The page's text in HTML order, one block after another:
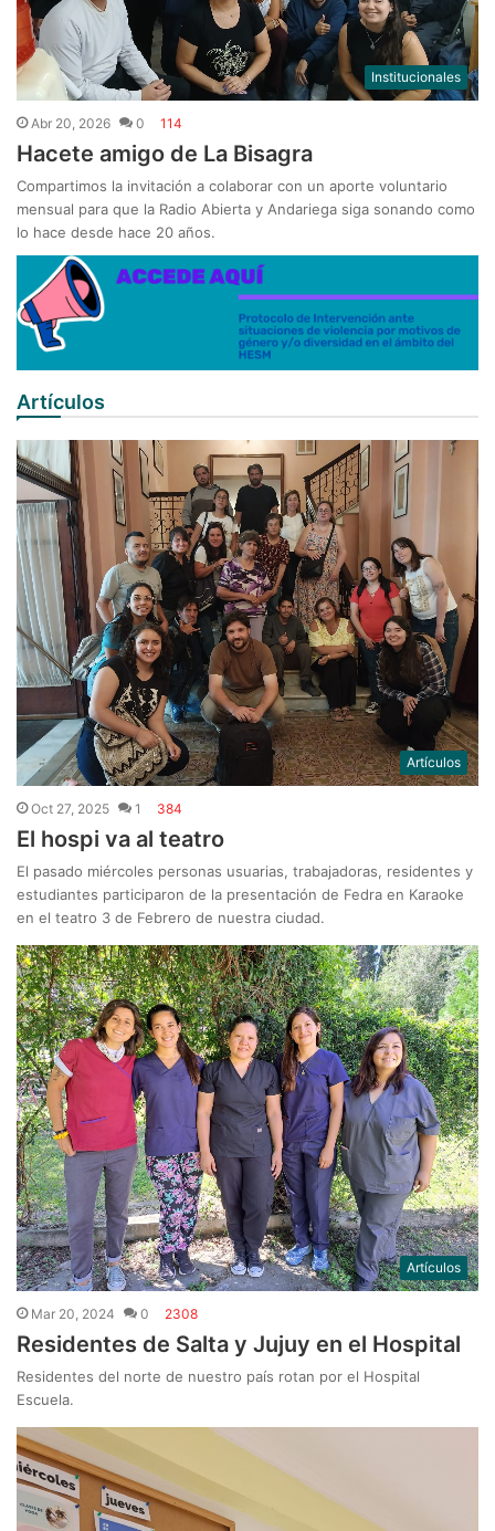
Institucionales
Abr 20, 2026 0 114
Hacete amigo de La Bisagra
Compartimos la invitación a colaborar con un aporte voluntario
mensual para que la Radio Abierta y Andariega siga sonando como
lo hace desde hace 20 años.
Artículos
Artículos
Oct 27, 2025 1 384
El hospi va al teatro
El pasado miércoles personas usuarias, trabajadoras, residentes y
estudiantes participaron de la presentación de Fedra en Karaoke
en el teatro 3 de Febrero de nuestra ciudad.
Artículos
Mar 20, 2024 0 2308
Residentes de Salta y Jujuy en el Hospital
Residentes del norte de nuestro país rotan por el Hospital
Escuela.